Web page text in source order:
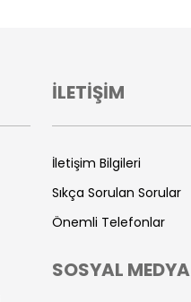
İLETİŞİM
İletişim Bilgileri
Sıkça Sorulan Sorular
Önemli Telefonlar
SOSYAL MEDYA